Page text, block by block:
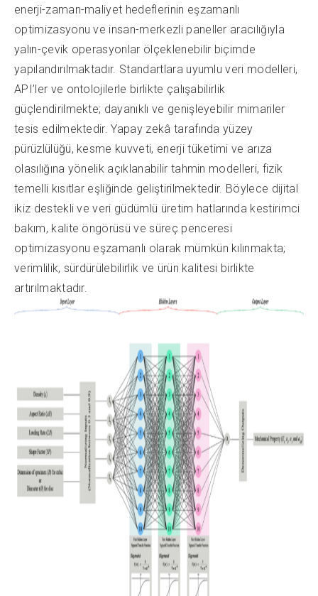
enerji-zaman-maliyet hedeflerinin eşzamanlı
optimizasyonu ve insan-merkezli paneller aracılığıyla
yalın-çevik operasyonlar ölçeklenebilir biçimde
yapılandırılmaktadır. Standartlara uyumlu veri modelleri,
API’ler ve ontolojilerle birlikte çalışabilirlik
güçlendirilmekte; dayanıklı ve genişleyebilir mimariler
tesis edilmektedir. Yapay zekâ tarafında yüzey
pürüzlülüğü, kesme kuvveti, enerji tüketimi ve arıza
olasılığına yönelik açıklanabilir tahmin modelleri, fizik
temelli kısıtlar eşliğinde geliştirilmektedir. Böylece dijital
ikiz destekli ve veri güdümlü üretim hatlarında kestirimci
bakım, kalite öngörüsü ve süreç penceresi
optimizasyonu eşzamanlı olarak mümkün kılınmakta;
verimlilik, sürdürülebilirlik ve ürün kalitesi birlikte
artırılmaktadır.